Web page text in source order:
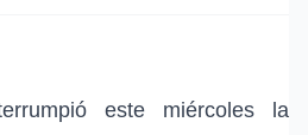
este miércoles la